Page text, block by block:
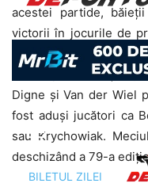
BILETUL ZILEI
acestei partide,
victorii în jocurile de
ca West Bromwich,
PSG a pierdut câțiva
Digne și Van der Wiel
fost aduși jucători ca
sau Krychowiak.
deschizând a 79-a